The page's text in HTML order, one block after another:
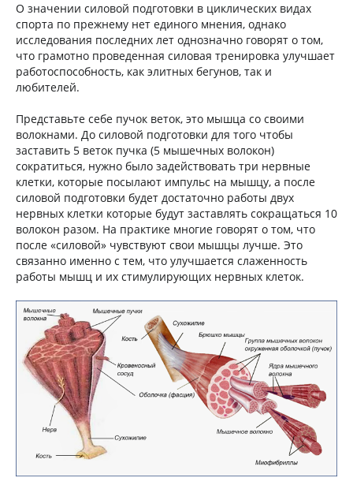
О значении силовой подготовки в циклических видах
спорта по прежнему нет единого мнения, однако
исследования последних лет однозначно говорят о том,
что грамотно проведенная силовая тренировка улучшает
работоспособность, как элитных бегунов, так и
любителей.
Представьте себе пучок веток, это мышца со своими
волокнами. До силовой подготовки для того чтобы
заставить 5 веток пучка (5 мышечных волокон)
сократиться, нужно было задействовать три нервные
клетки, которые посылают импульс на мышцу, а после
силовой подготовки будет достаточно работы двух
нервных клетки которые будут заставлять сокращаться 10
волокон разом. На практике многие говорят о том, что
после «силовой» чувствуют свои мышцы лучше. Это
связанно именно с тем, что улучшается слаженность
работы мышц и их стимулирующих нервных клеток.